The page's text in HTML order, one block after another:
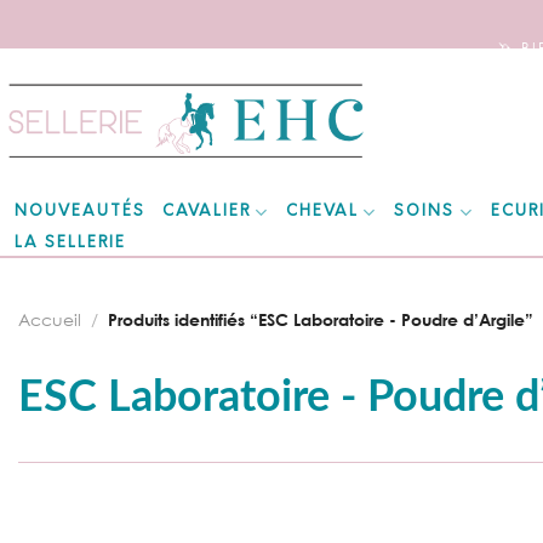
🦄
to
content
NOUVEAUTÉS CAVALIER CHEVAL SOINS
LA SELLERIE
ESC Laboratoire - Poudre
Accueil / Produits identifiés “ESC Laboratoire - Poudre d’Argile”